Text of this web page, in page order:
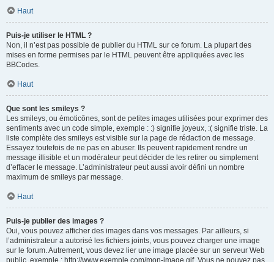
Haut
Puis-je utiliser le HTML ?
Non, il n’est pas possible de publier du HTML sur ce forum. La plupart des
mises en forme permises par le HTML peuvent être appliquées avec les
BBCodes.
Haut
Que sont les smileys ?
Les smileys, ou émoticônes, sont de petites images utilisées pour exprimer des
sentiments avec un code simple, exemple : :) signifie joyeux, :( signifie triste. La
liste complète des smileys est visible sur la page de rédaction de message.
Essayez toutefois de ne pas en abuser. Ils peuvent rapidement rendre un
message illisible et un modérateur peut décider de les retirer ou simplement
d’effacer le message. L’administrateur peut aussi avoir défini un nombre
maximum de smileys par message.
Haut
Puis-je publier des images ?
Oui, vous pouvez afficher des images dans vos messages. Par ailleurs, si
l’administrateur a autorisé les fichiers joints, vous pouvez charger une image
sur le forum. Autrement, vous devez lier une image placée sur un serveur Web
public, exemple : http://www.exemple.com/mon-image.gif. Vous ne pouvez pas